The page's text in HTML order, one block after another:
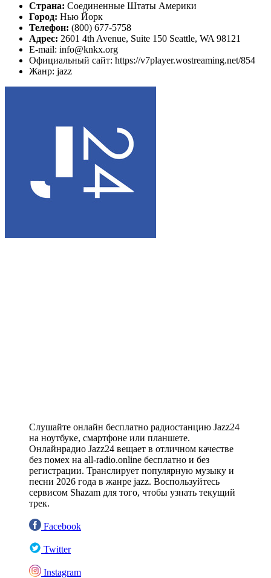
Страна: Соединенные Штаты Америки
Город: Нью Йорк
Телефон: (800) 677-5758
Адрес: 2601 4th Avenue, Suite 150 Seattle, WA 98121
E-mail: info@knkx.org
Официальный сайт: https://v7player.wostreaming.net/854
Жанр: jazz
Слушайте онлайн бесплатно радиостанцию Jazz24
на ноутбуке, смартфоне или планшете.
Онлайнрадио Jazz24 вещает в отличном качестве
без помех на all-radio.online бесплатно и без
регистрации. Транслирует популярную музыку и
песни 2026 года в жанре jazz. Воспользуйтесь
сервисом Shazam для того, чтобы узнать текущий
трек.
Facebook
Twitter
Instagram